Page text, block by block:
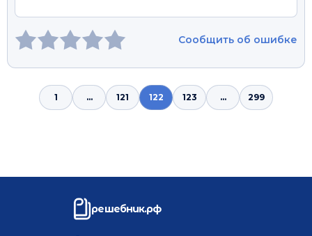
Сообщить об ошибке
1 ... 121 122 123 ... 299
решебник.рф